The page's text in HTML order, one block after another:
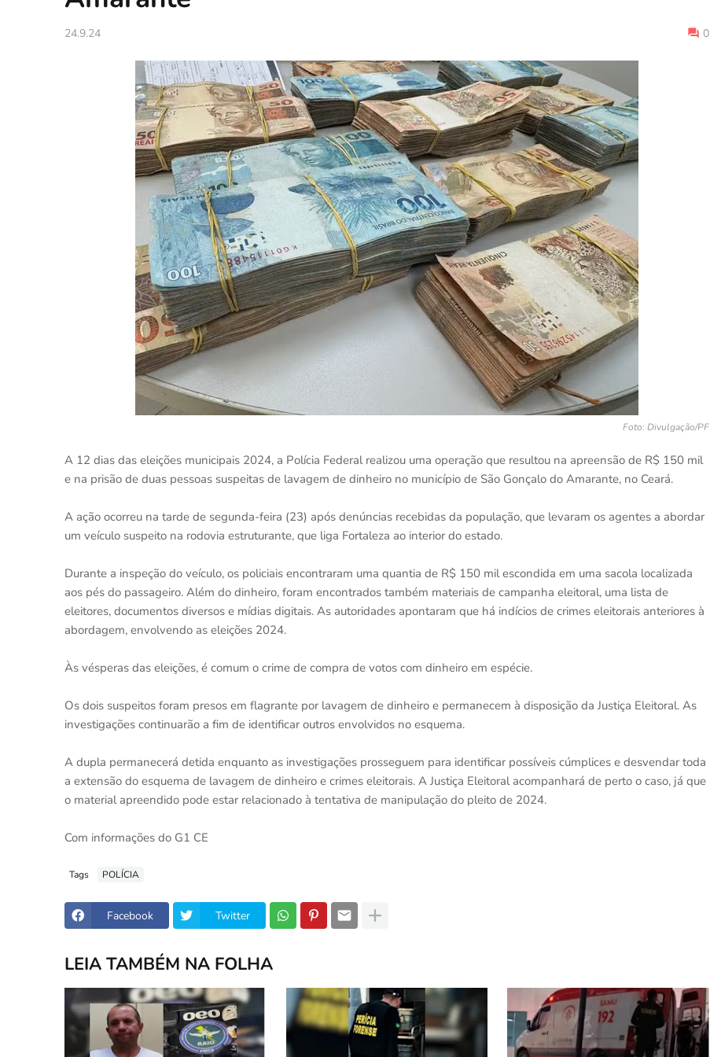
24.9.24 0
Foto: Divulgação/PF
A 12 dias das eleições municipais 2024, a Polícia Federal realizou uma operação que resultou na apreensão de R$ 150 mil
e na prisão de duas pessoas suspeitas de lavagem de dinheiro no município de São Gonçalo do Amarante, no Ceará.
A ação ocorreu na tarde de segunda-feira (23) após denúncias recebidas da população, que levaram os agentes a abordar
um veículo suspeito na rodovia estruturante, que liga Fortaleza ao interior do estado.
Durante a inspeção do veículo, os policiais encontraram uma quantia de R$ 150 mil escondida em uma sacola localizada
aos pés do passageiro. Além do dinheiro, foram encontrados também materiais de campanha eleitoral, uma lista de
eleitores, documentos diversos e mídias digitais. As autoridades apontaram que há indícios de crimes eleitorais anteriores à
abordagem, envolvendo as eleições 2024.
Às vésperas das eleições, é comum o crime de compra de votos com dinheiro em espécie.
Os dois suspeitos foram presos em flagrante por lavagem de dinheiro e permanecem à disposição da Justiça Eleitoral. As
investigações continuarão a fim de identificar outros envolvidos no esquema.
A dupla permanecerá detida enquanto as investigações prosseguem para identificar possíveis cúmplices e desvendar toda
a extensão do esquema de lavagem de dinheiro e crimes eleitorais. A Justiça Eleitoral acompanhará de perto o caso, já que
o material apreendido pode estar relacionado à tentativa de manipulação do pleito de 2024.
Com informações do G1 CE
Tags POLÍCIA
Facebook Twitter
LEIA TAMBÉM NA FOLHA